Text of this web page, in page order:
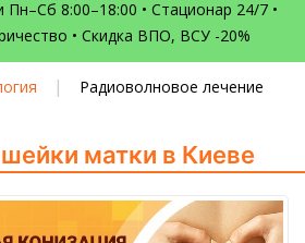
Пн–Сб 8:00–18:00 • Стационар 24/7 •
• Скидка ВПО, ВСУ -20%
|
Радиоволновое лечение
матки в Киеве